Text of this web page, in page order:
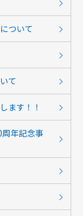
ついて
て
ます！！
年記念事